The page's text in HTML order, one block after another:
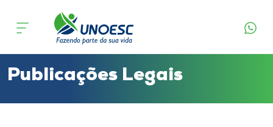
Cursos
Publicações Legais